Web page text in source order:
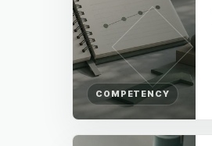
COMPETENCY